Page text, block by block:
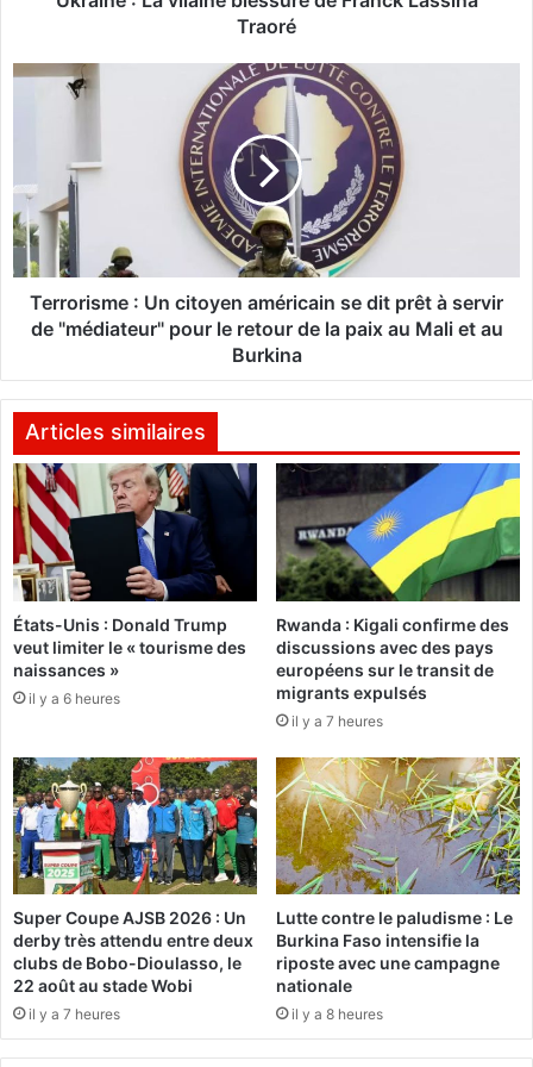
l
b
l
e
s
d
r
a
n
k
a
s
s
i
T
r
a
o
r
é
Traoré
T
i
s
m
c
o
y
e
n
a
m
é
r
i
c
n
s
e
d
i
t
p
r
ê
à
Terrorisme : Un citoyen américain se dit prêt à servir
de "médiateur" pour le retour de la paix au Mali et au
Burkina
Articles similaires
États-Unis : Donald Trump
veut limiter le « tourisme des
naissances »
il y a 6 heures
Rwanda : Kigali confirme des
discussions avec des pays
européens sur le transit de
migrants expulsés
il y a 7 heures
Super Coupe AJSB 2026 : Un
derby très attendu entre deux
clubs de Bobo-Dioulasso, le
22 août au stade Wobi
il y a 7 heures
Lutte contre le paludisme : Le
Burkina Faso intensifie la
riposte avec une campagne
nationale
il y a 8 heures